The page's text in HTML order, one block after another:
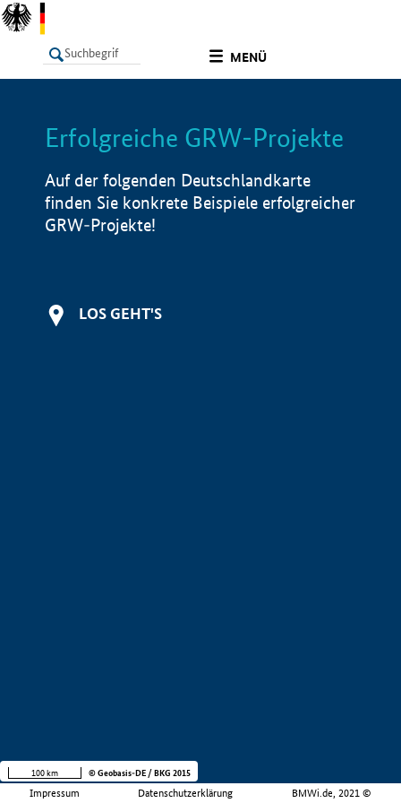
MENÜ
LISTE Info
Erfolgreiche GRW-Projekte
Auf der folgenden Deutschlandkarte
finden Sie konkrete Beispiele erfolgreicher
GRW-Projekte!
LOS GEHT'S
Impressum Datenschutzerklärung BMWi.de, 2021 ©
100 km © Geobasis-DE / BKG 2015